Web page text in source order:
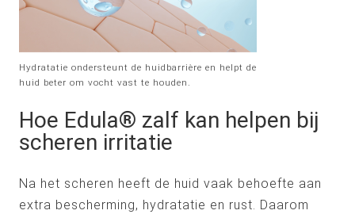
Hydratatie ondersteunt de huidbarrière en helpt de
huid beter om vocht vast te houden.
Hoe Edula® zalf kan helpen bij
scheren irritatie
Na het scheren heeft de huid vaak behoefte aan
extra bescherming, hydratatie en rust. Daarom